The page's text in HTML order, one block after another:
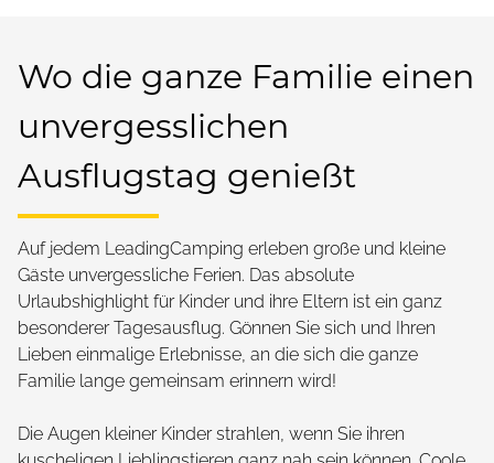
Wo die ganze Familie einen
unvergesslichen
Ausflugstag genießt
Auf jedem LeadingCamping erleben große und kleine
Gäste unvergessliche Ferien. Das absolute
Urlaubshighlight für Kinder und ihre Eltern ist ein ganz
besonderer Tagesausflug. Gönnen Sie sich und Ihren
Lieben einmalige Erlebnisse, an die sich die ganze
Familie lange gemeinsam erinnern wird!
Die Augen kleiner Kinder strahlen, wenn Sie ihren